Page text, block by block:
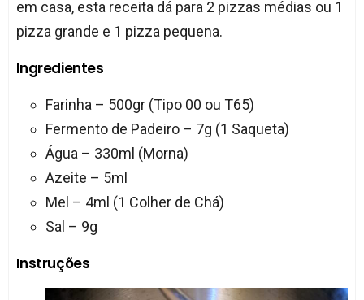
em casa, esta receita dá para 2 pizzas médias ou 1
pizza grande e 1 pizza pequena.
Ingredientes
Farinha – 500gr (Tipo 00 ou T65)
Fermento de Padeiro – 7g (1 Saqueta)
Água – 330ml (Morna)
Azeite – 5ml
Mel – 4ml (1 Colher de Chá)
Sal – 9g
Instruções